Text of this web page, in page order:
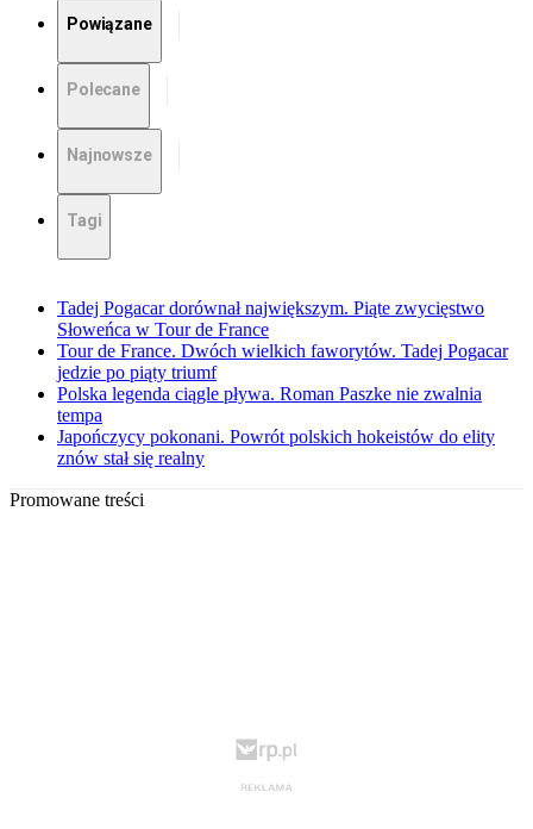
Powiązane
Polecane
Najnowsze
Tagi
Tadej Pogacar dorównał największym. Piąte zwycięstwo
Słoweńca w Tour de France
Tour de France. Dwóch wielkich faworytów. Tadej Pogacar
jedzie po piąty triumf
Polska legenda ciągle pływa. Roman Paszke nie zwalnia
tempa
Japończycy pokonani. Powrót polskich hokeistów do elity
znów stał się realny
Promowane treści